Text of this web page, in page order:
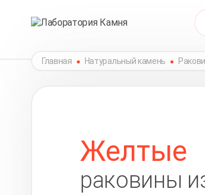
Главная Натуральный камень
Желтые
раковины